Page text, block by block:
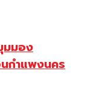
มมอง
กำแพงนคร